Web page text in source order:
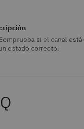
si el canal está
estado correcto.